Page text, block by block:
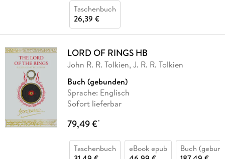
Taschenbuch
26,39 €
LORD OF RINGS HB
John R. R. Tolkien, J. R. R. Tolkien
Buch (gebunden)
Sprache: Englisch
Sofort lieferbar
79,49 €*
Taschenbuch
eBook epub
Buch